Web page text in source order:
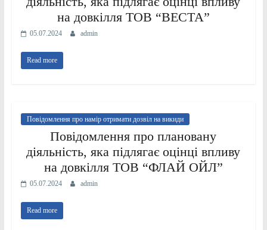
на довкілля ТОВ “ВЕСТА”
05.07.2024 admin
Read more
Повідомлення про намір отримати дозвіл на викиди
Повідомлення про плановану
діяльність, яка підлягає оцінці впливу
на довкілля ТОВ “ФЛАЙ ОЙЛ”
05.07.2024 admin
Read more